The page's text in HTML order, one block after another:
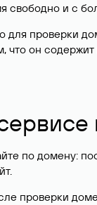
свободно и с
для проверки
что он
по домену:
проверки